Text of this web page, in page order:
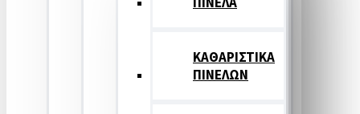
ΚΑΘΑΡΙΣΤΙΚΑ
ΠΙΝΕΛΩΝ